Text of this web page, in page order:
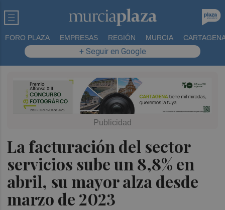
FORO PLAZA EMPRESAS REGIÓN MURCIA
+ Seguir en Google
La facturación del sector
servicios sube un 8,8% en
abril, su mayor alza desde
marzo de 2023